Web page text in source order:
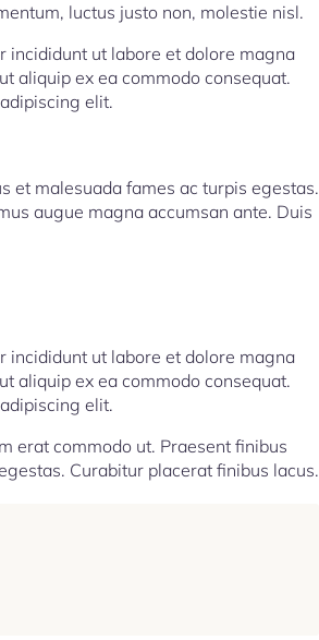
luctus justo non, molestie nisl.
incididunt ut labore et dolore magna
aliquip ex ea commodo consequat.
elit.
et malesuada fames ac turpis egestas.
augue magna accumsan ante. Duis
incididunt ut labore et dolore magna
aliquip ex ea commodo consequat.
elit.
erat commodo ut. Praesent finibus
Curabitur placerat finibus lacus.